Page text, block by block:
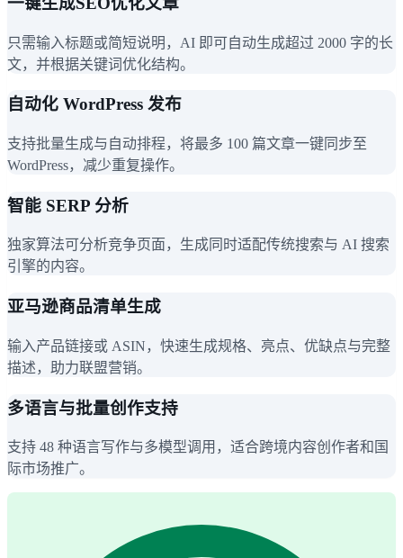
只需输入标题或简短说明，AI 即可自动生成超过 2000 字的长
文，并根据关键词优化结构。
自动化 WordPress 发布
支持批量生成与自动排程，将最多 100 篇文章一键同步至
WordPress，减少重复操作。
智能 SERP 分析
独家算法可分析竞争页面，生成同时适配传统搜索与 AI 搜索
引擎的内容。
亚马逊商品清单生成
输入产品链接或 ASIN，快速生成规格、亮点、优缺点与完整
描述，助力联盟营销。
多语言与批量创作支持
支持 48 种语言写作与多模型调用，适合跨境内容创作者和国
际市场推广。